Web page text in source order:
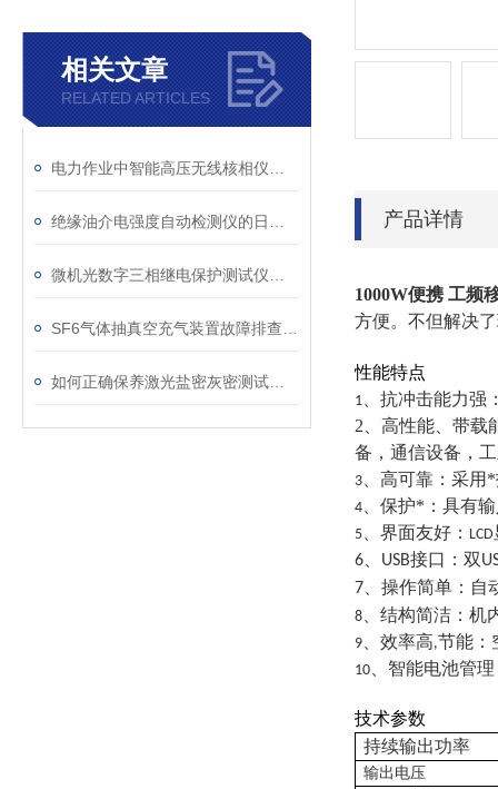
相关文章
RELATED ARTICLES
产品详情
1000W便携 工频
方便。不但解决
性能特点
1 、抗冲击能力
2、高性能、带载
备，通信设备，
3 、高可靠：采
4 、保护*：具有
5 、界面友好： LCD
6 USB接口：双
7 、操作简单：
8 、结构简洁：
9 、效率高,节能：
10 、智能电池管
技术参数
持续输出功率
输出电压